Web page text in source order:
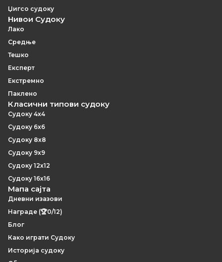
Џигсо судоку
Нивои Судоку
Лако
Средње
Тешко
Експерт
Екстремно
Паклено
Класични типови судоку
Судоку 4x4
Судоку 6x6
Судоку 8x8
Судоку 9x9
Судоку 12x12
Судоку 16x16
Мапа сајта
Дневни изазови
Награде (🏆0/12)
Блог
Како играти Судоку
Историја судоку